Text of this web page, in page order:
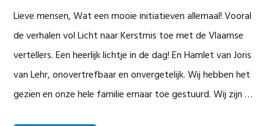
Lieve mensen, Wat een mooie initiatieven allemaal! Vooral
de verhalen vol Licht naar Kerstmis toe met de Vlaamse
vertellers. Een heerlijk lichtje in de dag! En Hamlet van Joris
van Lehr, onovertrefbaar en onvergetelijk. Wij hebben het
gezien en onze hele familie ernaar toe gestuurd. Wij zijn …